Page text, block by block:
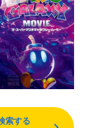
索する